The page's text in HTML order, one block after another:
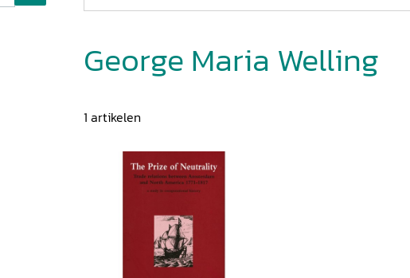
George Maria Welling
1 artikelen